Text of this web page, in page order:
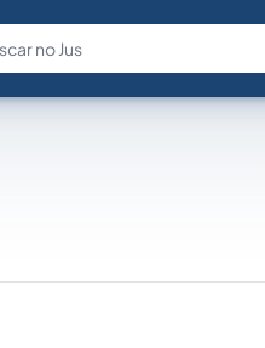
Fale com a IA